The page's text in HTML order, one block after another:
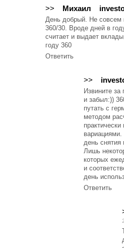
>> Михаил
День добрый. Не совсем
360/30. Вроде дней в
считает и выдает
году 360
Ответить
>>
Извините
и забыл:))
путать с
методом
вариациями.
день снятия
Лишь
которых
и
день
Ответить